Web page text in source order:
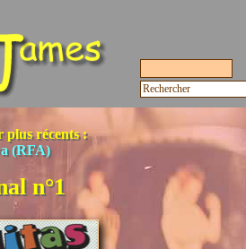
plus récents :
(RFA)
n°1